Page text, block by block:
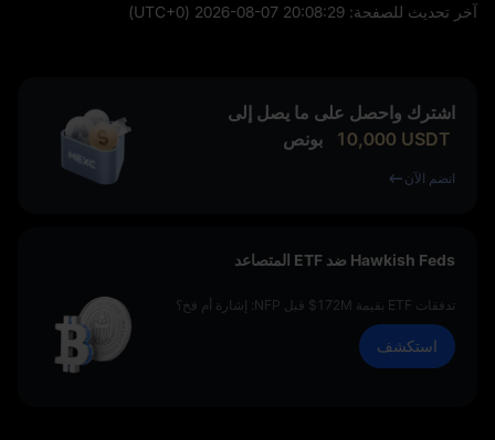
آخر تحديث للصفحة: 2026-08-07 20:08:29
(UTC+0)
اشترك واحصل على ما يصل إلى
10,000 USDT بونص
انضم الآن
Hawkish Feds ضد ETF المتصاعد
تدفقات ETF بقيمة 172M$ قبل NFP: إشارة أم فخ؟
استكشف